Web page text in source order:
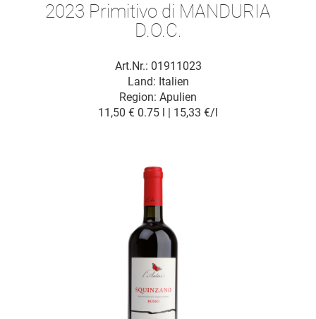
2023 Primitivo di MANDURIA
D.O.C.
Art.Nr.: 01911023
Region: Apulien
Land: Italien
11,50 € 0.75 l | 15,33 €/l